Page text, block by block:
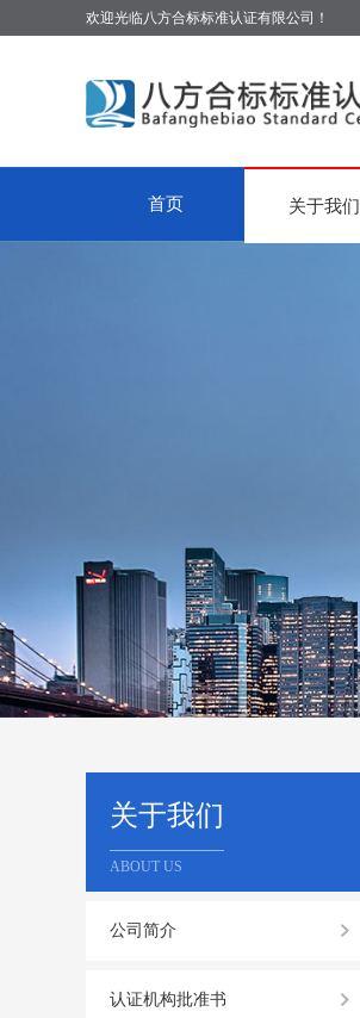
欢迎光临八方合标标准认证有限公司！
首页 关于我们
关于我们
ABOUT US
公司简介
认证机构批准书